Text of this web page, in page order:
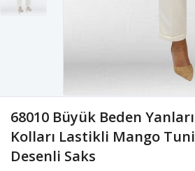
68010 Büyük Beden
Kolları Lastikli Mango
Desenli Saks